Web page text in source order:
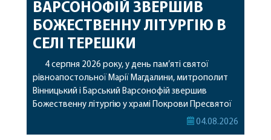
ВАРСОНОФІЙ ЗВЕРШИВ
БОЖЕСТВЕННУ ЛІТУРГІЮ В
СЕЛІ ТЕРЕШКИ
4 серпня 2026 року, у день пам’яті святої
рівноапостольної Марії Магдалини, митрополит
Вінницький і Барський Варсонофій звершив
Божественну літургію у храмі Покрови Пресвятої
Богородиці села Терешки Барського благочиння.
04.08.2026